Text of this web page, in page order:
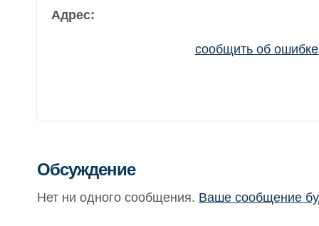
Адрес:
сообщить об
Обсуждение
Нет ни одного сообщения. Ваше сообщение